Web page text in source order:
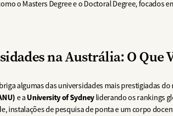
o Masters Degree e o Doctoral Degree, focados
na Austrália: O Que
algumas das universidades mais prestigiadas
e a University of Sydneyliderando os rankings
instalações de pesquisa de ponta e um corpo